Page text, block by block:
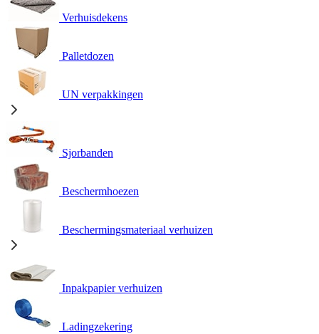
Verhuisdekens
Palletdozen
UN verpakkingen
Sjorbanden
Beschermhoezen
Beschermingsmateriaal verhuizen
Inpakpapier verhuizen
Ladingzekering